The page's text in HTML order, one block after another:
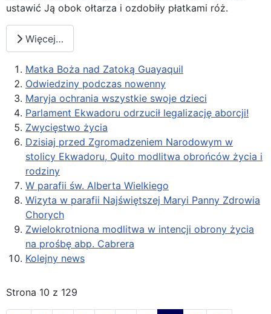
ustawić Ją obok ołtarza i ozdobiły płatkami róż.
Więcej…
Matka Boża nad Zatoką Guayaquil
Odwiedziny podczas nowenny
Maryja ochrania wszystkie swoje dzieci
Parlament Ekwadoru odrzucił legalizację aborcji!
Zwycięstwo życia
Dzisiaj przed Zgromadzeniem Narodowym w
stolicy Ekwadoru, Quito modlitwa obrońców życia i
rodziny
W parafii św. Alberta Wielkiego
Wizyta w parafii Najświętszej Maryi Panny Zdrowia
Chorych
Zwielokrotniona modlitwa w intencji obrony życia
na prośbę abp. Cabrera
Kolejny news
Strona 10 z 129